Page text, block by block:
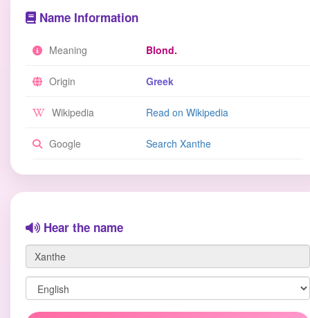
Name Information
Meaning Blond.
Origin Greek
Wikipedia Read on Wikipedia
Google Search Xanthe
Hear the name